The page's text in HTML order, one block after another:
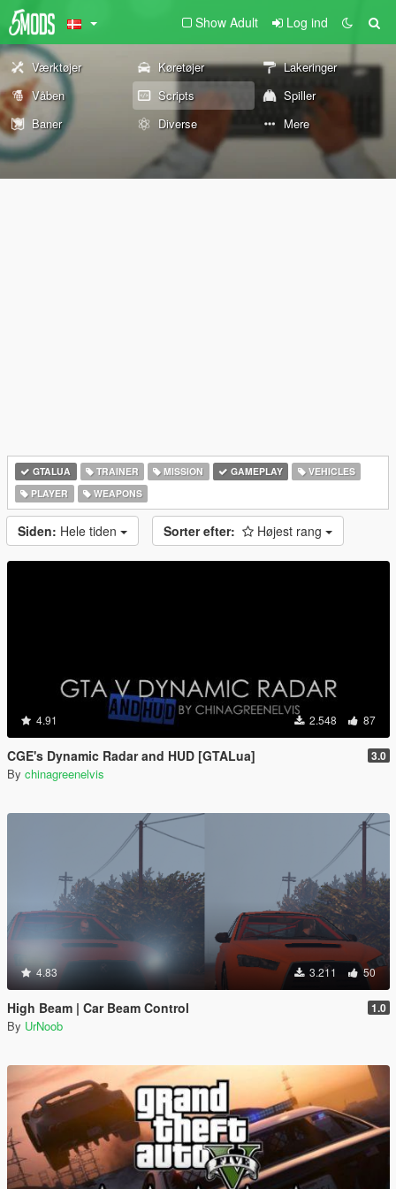
Show Adult Log ind
Værktøjer Køretøjer
Lakeringer
Våben
Scripts
Spiller
Baner
Diverse Mere
GTALUA TRAINER MISSION GAMEPLAY
VEHICLES
PLAYER
WEAPONS
Siden: Hele tiden Sorter efter: Højest rang
4.91 2.548 87
CGE's Dynamic Radar and HUD [GTALua] 3.0
By chinagreenelvis
4.83 3.211 50
High Beam | Car Beam Control 1.0
By UrNoob